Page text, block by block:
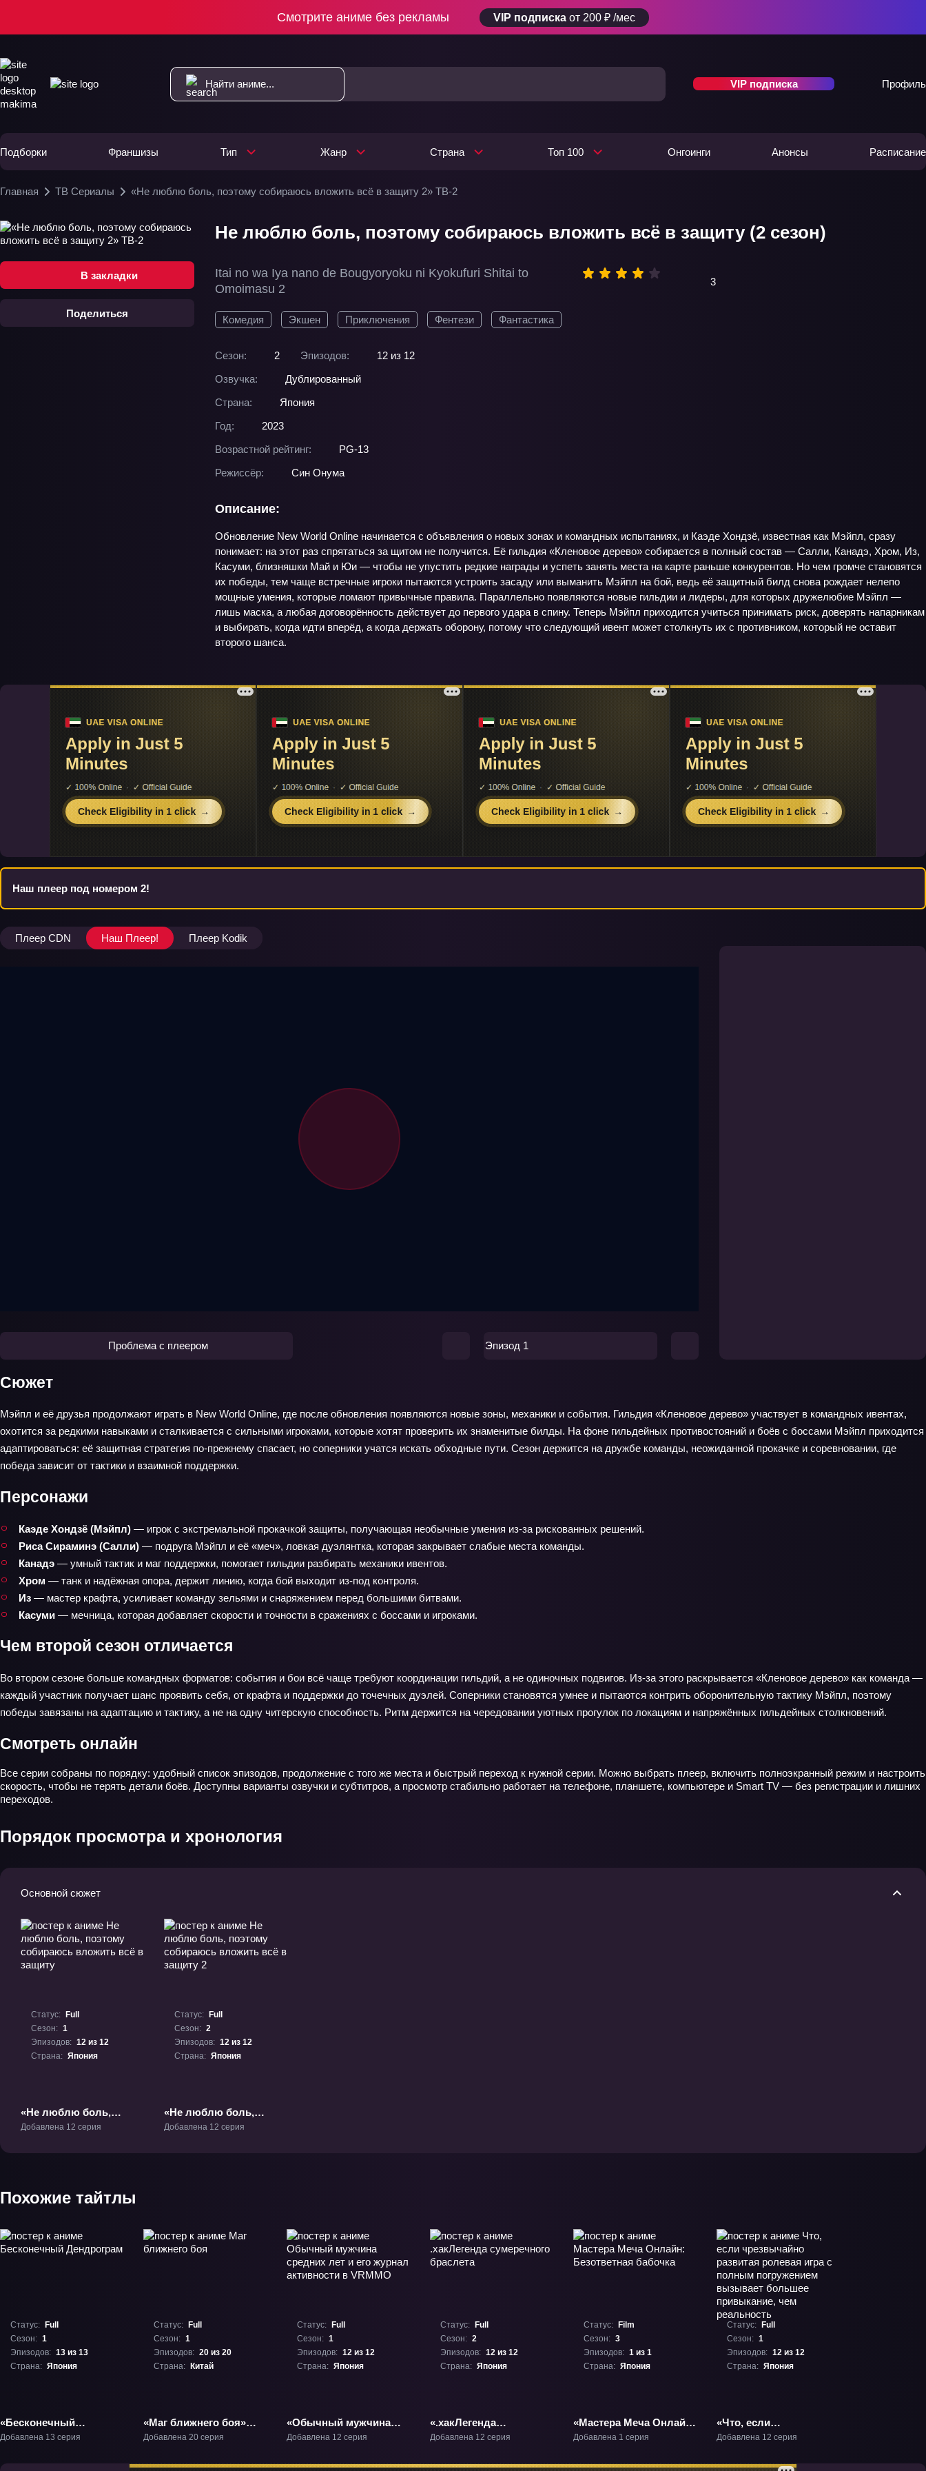
Смотрите аниме без рекламы VIP подписка от 200 ₽ /мес
VIP подписка Профиль
Подборки Франшизы Тип Жанр Страна Топ 100 Онгоинги Анонсы Расписание
Главная ТВ Сериалы «Не люблю боль, поэтому собираюсь вложить всё в защиту 2» ТВ-2
В закладки
Поделиться
Не люблю боль, поэтому собираюсь вложить всё в защиту (2 сезон)
Itai no wa Iya nano de Bougyoryoku ni Kyokufuri Shitai to
Omoimasu 2
3
Комедия Экшен Приключения Фентези Фантастика
Сезон: 2 Эпизодов:
12 из 12
Озвучка:
Дублированный
Страна:
Япония
Год:
2023
Возрастной рейтинг:
PG-13
Режиссёр:
Син Онума
Описание:
Обновление New World Online начинается с объявления о новых зонах и командных испытаниях, и Каэде Хондзё, известная как Мэйпл, сразу
понимает: на этот раз спрятаться за щитом не получится. Её гильдия «Кленовое дерево» собирается в полный состав — Салли, Канадэ, Хром, Из,
Касуми, близняшки Май и Юи — чтобы не упустить редкие награды и успеть занять места на карте раньше конкурентов. Но чем громче становятся
их победы, тем чаще встречные игроки пытаются устроить засаду или выманить Мэйпл на бой, ведь её защитный билд снова рождает нелепо
мощные умения, которые ломают привычные правила. Параллельно появляются новые гильдии и лидеры, для которых дружелюбие Мэйпл —
лишь маска, а любая договорённость действует до первого удара в спину. Теперь Мэйпл приходится учиться принимать риск, доверять напарникам
и выбирать, когда идти вперёд, а когда держать оборону, потому что следующий ивент может столкнуть их с противником, который не оставит
второго шанса.
Наш плеер под номером 2!
Плеер CDN Наш Плеер! Плеер Kodik
Проблема с плеером Эпизод 1
Сюжет
Мэйпл и её друзья продолжают играть в New World Online, где после обновления появляются новые зоны, механики и события. Гильдия «Кленовое дерево» участвует в командных ивентах,
охотится за редкими навыками и сталкивается с сильными игроками, которые хотят проверить их знаменитые билды. На фоне гильдейных противостояний и боёв с боссами Мэйпл приходится
адаптироваться: её защитная стратегия по‑прежнему спасает, но соперники учатся искать обходные пути. Сезон держится на дружбе команды, неожиданной прокачке и соревновании, где
победа зависит от тактики и взаимной поддержки.
Персонажи
Каэде Хондзё (Мэйпл) — игрок с экстремальной прокачкой защиты, получающая необычные умения из-за рискованных решений.
Риса Сираминэ (Салли) — подруга Мэйпл и её «меч», ловкая дуэлянтка, которая закрывает слабые места команды.
Канадэ — умный тактик и маг поддержки, помогает гильдии разбирать механики ивентов.
Хром — танк и надёжная опора, держит линию, когда бой выходит из-под контроля.
Из — мастер крафта, усиливает команду зельями и снаряжением перед большими битвами.
Касуми — мечница, которая добавляет скорости и точности в сражениях с боссами и игроками.
Чем второй сезон отличается
Во втором сезоне больше командных форматов: события и бои всё чаще требуют координации гильдий, а не одиночных подвигов. Из-за этого раскрывается «Кленовое дерево» как команда —
каждый участник получает шанс проявить себя, от крафта и поддержки до точечных дуэлей. Соперники становятся умнее и пытаются контрить оборонительную тактику Мэйпл, поэтому
победы завязаны на адаптацию и тактику, а не на одну читерскую способность. Ритм держится на чередовании уютных прогулок по локациям и напряжённых гильдейных столкновений.
Смотреть онлайн
Все серии собраны по порядку: удобный список эпизодов, продолжение с того же места и быстрый переход к нужной серии. Можно выбрать плеер, включить полноэкранный режим и настроить
скорость, чтобы не терять детали боёв. Доступны варианты озвучки и субтитров, а просмотр стабильно работает на телефоне, планшете, компьютере и Smart TV — без регистрации и лишних
переходов.
Порядок просмотра и хронология
Основной сюжет
Статус:
Full
Сезон: 1
Эпизодов: 12 из 12
Страна: Япония
«Не люблю боль,
поэтому собираюсь
ТВ-1
Добавлена 12 серия
Статус:
Full
Сезон: 2
Эпизодов: 12 из 12
Страна: Япония
«Не люблю боль,
поэтому собираюсь
Добавлена 12 серия
Похожие тайтлы
Статус:
Full
Сезон: 1
Эпизодов: 13 из 13
Страна: Япония
«Бесконечный
Дендрограм» ТВ-1
Добавлена 13 серия
Статус:
Full
Сезон: 1
Эпизодов: 20 из 20
Страна:
Китай
«Маг ближнего боя»
ТВ-1
Добавлена 20 серия
Статус:
Full
Сезон: 1
Эпизодов: 12 из 12
Страна: Япония
«Обычный мужчина
средних лет и его
VRMMO» ТВ-1
Добавлена 12 серия
Статус:
Full
Сезон: 2
Эпизодов: 12 из 12
Страна: Япония
«.хакЛегенда
сумеречного браслета»
Добавлена 12 серия
Статус:
Film
Сезон: 3
Эпизодов: 1 из 1
Страна: Япония
«Мастера Меча Онлайн:
Безответная бабочка»
Добавлена 1 серия
Статус:
Full
Сезон: 1
Эпизодов: 12 из 12
Страна: Япония
«Что, если
чрезвычайно развитая
погружением вызывает
Добавлена 12 серия